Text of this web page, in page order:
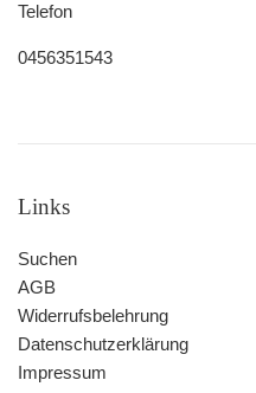
Telefon
0456351543
Links
Suchen
AGB
Widerrufsbelehrung
Datenschutzerklärung
Impressum